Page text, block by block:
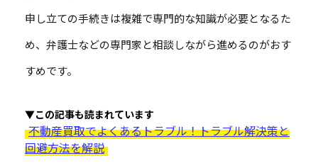
申し立ての手続きは複雑で専門的な知識が必要となるた
め、弁護士などの専門家と相談しながら進めるのがおす
すめです。
▼この記事も読まれています
不動産買取でよくあるトラブル！トラブル解決策と
回避方法を解説